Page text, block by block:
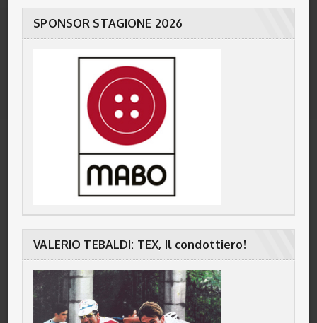
SPONSOR STAGIONE 2026
VALERIO TEBALDI: TEX, Il condottiero!